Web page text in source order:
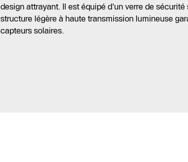
design attrayant. Il est équipé d'un verre de
structure légère à haute transmission lumineuse
capteurs solaires.